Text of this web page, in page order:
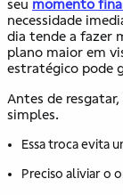
seu momento
necessidade
dia tende a fazer
plano maior em
estratégico pode
Antes de
simples.
Essa troca evita
Preciso aliviar o